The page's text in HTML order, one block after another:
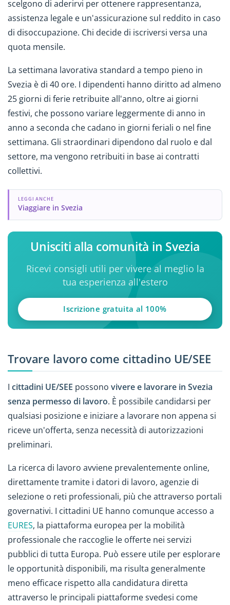
scelgono di aderirvi per ottenere rappresentanza,
assistenza legale e un'assicurazione sul reddito in caso
di disoccupazione. Chi decide di iscriversi versa una
quota mensile.
La settimana lavorativa standard a tempo pieno in
Svezia è di 40 ore. I dipendenti hanno diritto ad almeno
25 giorni di ferie retribuite all'anno, oltre ai giorni
festivi, che possono variare leggermente di anno in
anno a seconda che cadano in giorni feriali o nel fine
settimana. Gli straordinari dipendono dal ruolo e dal
settore, ma vengono retribuiti in base ai contratti
collettivi.
LEGGI ANCHE
Viaggiare in Svezia
Unisciti alla comunità in Svezia
Ricevi consigli utili per vivere al meglio la
tua esperienza all'estero
Iscrizione gratuita al 100%
Trovare lavoro come cittadino UE/SEE
I cittadini UE/SEE possono vivere e lavorare in Svezia
senza permesso di lavoro. È possibile candidarsi per
qualsiasi posizione e iniziare a lavorare non appena si
riceve un'offerta, senza necessità di autorizzazioni
preliminari.
La ricerca di lavoro avviene prevalentemente online,
direttamente tramite i datori di lavoro, agenzie di
selezione o reti professionali, più che attraverso portali
governativi. I cittadini UE hanno comunque accesso a
EURES, la piattaforma europea per la mobilità
professionale che raccoglie le offerte nei servizi
pubblici di tutta Europa. Può essere utile per esplorare
le opportunità disponibili, ma risulta generalmente
meno efficace rispetto alla candidatura diretta
attraverso le principali piattaforme svedesi come